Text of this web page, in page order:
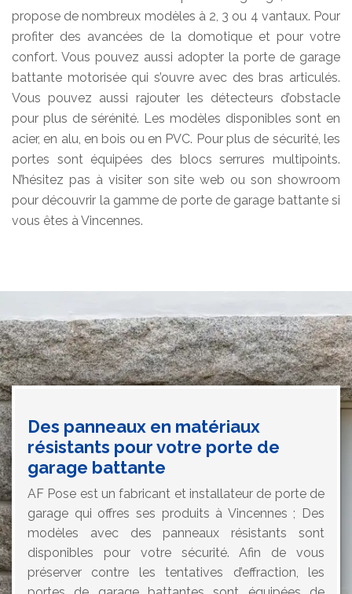
propose de nombreux modèles à 2, 3 ou 4 vantaux. Pour
profiter des avancées de la domotique et pour votre
confort. Vous pouvez aussi adopter la porte de garage
battante motorisée qui s’ouvre avec des bras articulés.
Vous pouvez aussi rajouter les détecteurs d’obstacle
pour plus de sérénité. Les modèles disponibles sont en
acier, en alu, en bois ou en PVC. Pour plus de sécurité, les
portes sont équipées des blocs serrures multipoints.
N’hésitez pas à visiter son site web ou son showroom
pour découvrir la gamme de porte de garage battante si
vous êtes à Vincennes.
Des panneaux en matériaux
résistants pour votre porte de
garage battante
AF Pose est un fabricant et installateur de porte de
garage qui offres ses produits à Vincennes ; Des
modèles avec des panneaux résistants sont
disponibles pour votre sécurité. Afin de vous
préserver contre les tentatives d’effraction, les